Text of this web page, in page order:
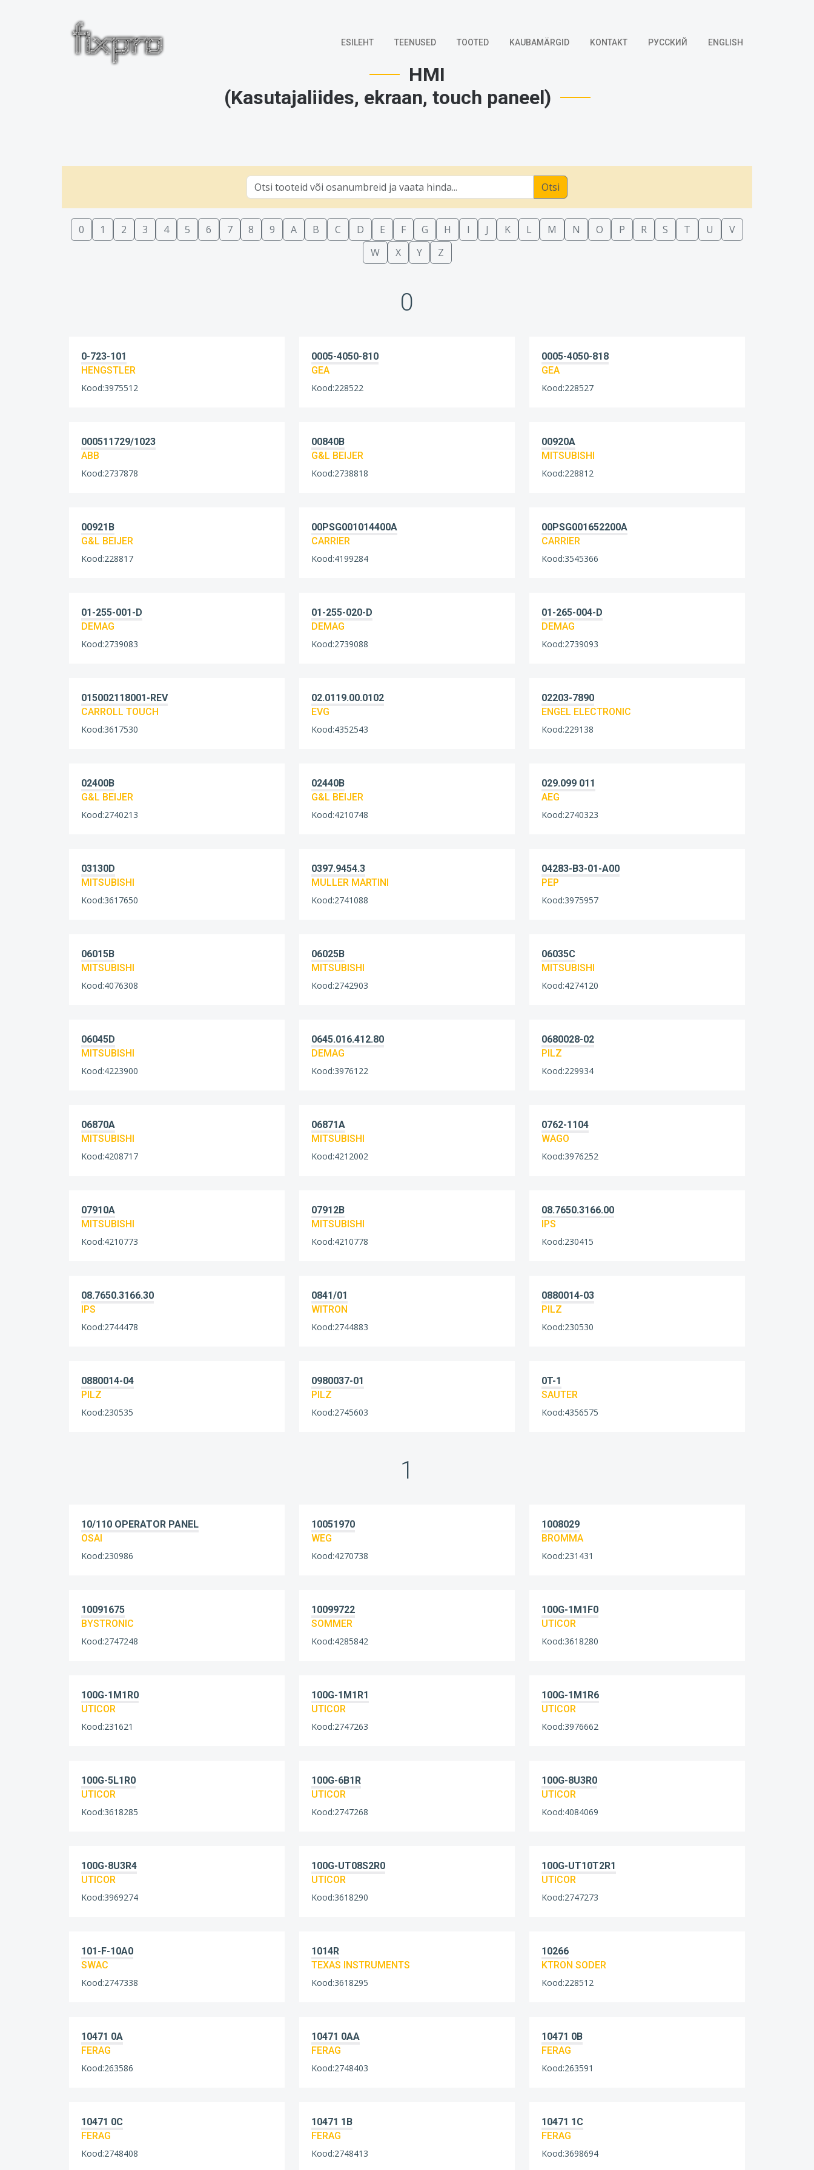
ESILEHT TEENUSED TOOTED KAUBAMÄRGID KONTAKT РУССКИЙ ENGLISH
HMI
(Kasutajaliides, ekraan, touch paneel)
Otsi
0 1 2 3 4 5 6 7 8 9 A B C D E F G H I J K L M N O P R S T U
V
W
X Y Z
0
0-723-101
HENGSTLER
Kood:3975512
0005-4050-810
GEA
Kood:228522
0005-4050-818
GEA
Kood:228527
000511729/1023
ABB
Kood:2737878
00840B
G&L BEIJER
Kood:2738818
00920A
MITSUBISHI
Kood:228812
00921B
G&L BEIJER
Kood:228817
00PSG001014400A
CARRIER
Kood:4199284
00PSG001652200A
CARRIER
Kood:3545366
01-255-001-D
DEMAG
Kood:2739083
01-255-020-D
DEMAG
Kood:2739088
01-265-004-D
DEMAG
Kood:2739093
015002118001-REV
CARROLL TOUCH
Kood:3617530
02.0119.00.0102
EVG
Kood:4352543
02203-7890
ENGEL ELECTRONIC
Kood:229138
02400B
G&L BEIJER
Kood:2740213
02440B
G&L BEIJER
Kood:4210748
029.099 011
AEG
Kood:2740323
03130D
MITSUBISHI
Kood:3617650
0397.9454.3
MULLER MARTINI
Kood:2741088
04283-B3-01-A00
PEP
Kood:3975957
06015B
MITSUBISHI
Kood:4076308
06025B
MITSUBISHI
Kood:2742903
06035C
MITSUBISHI
Kood:4274120
06045D
MITSUBISHI
Kood:4223900
0645.016.412.80
DEMAG
Kood:3976122
0680028-02
PILZ
Kood:229934
06870A
MITSUBISHI
Kood:4208717
06871A
MITSUBISHI
Kood:4212002
0762-1104
WAGO
Kood:3976252
07910A
MITSUBISHI
Kood:4210773
07912B
MITSUBISHI
Kood:4210778
08.7650.3166.00
IPS
Kood:230415
08.7650.3166.30
IPS
Kood:2744478
0841/01
WITRON
Kood:2744883
0880014-03
PILZ
Kood:230530
0880014-04
PILZ
Kood:230535
0980037-01
PILZ
Kood:2745603
0T-1
SAUTER
Kood:4356575
1
10/110 OPERATOR PANEL
OSAI
Kood:230986
10051970
WEG
Kood:4270738
1008029
BROMMA
Kood:231431
10091675
BYSTRONIC
Kood:2747248
10099722
SOMMER
Kood:4285842
100G-1M1F0
UTICOR
Kood:3618280
100G-1M1R0
UTICOR
Kood:231621
100G-1M1R1
UTICOR
Kood:2747263
100G-1M1R6
UTICOR
Kood:3976662
100G-5L1R0
UTICOR
Kood:3618285
100G-6B1R
UTICOR
Kood:2747268
100G-8U3R0
UTICOR
Kood:4084069
100G-8U3R4
UTICOR
Kood:3969274
100G-UT08S2R0
UTICOR
Kood:3618290
100G-UT10T2R1
UTICOR
Kood:2747273
101-F-10A0
SWAC
Kood:2747338
1014R
TEXAS INSTRUMENTS
Kood:3618295
10266
KTRON SODER
Kood:228512
10471 0A
FERAG
Kood:263586
10471 0AA
FERAG
Kood:2748403
10471 0B
FERAG
Kood:263591
10471 0C
FERAG
Kood:2748408
10471 1B
FERAG
Kood:2748413
10471 1C
FERAG
Kood:3698694